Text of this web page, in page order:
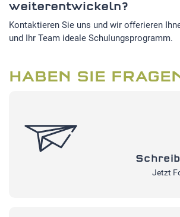
weiterentwickeln?
Kontaktieren Sie uns und wir offerieren
und Ihr Team ideale Schulungsprogramm.
HABEN SIE
Jetzt